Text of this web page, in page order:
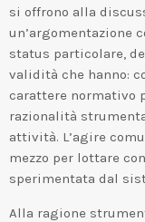
si offrono alla
un’argomentazione
status particolare,
validità che hanno:
carattere normativo
razionalità
attività. L’agire
mezzo per lottare
sperimentata dal
Alla ragione